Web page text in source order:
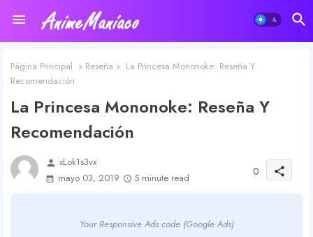
Página Principal Reseña
La Princesa Mononoke: Reseña Y
Recomendación
La Princesa Mononoke: Reseña Y
Recomendación
person xLok1s3vx
mayo 03, 2019
5 minute read 0 share
Your Responsive Ads code (Google Ads)